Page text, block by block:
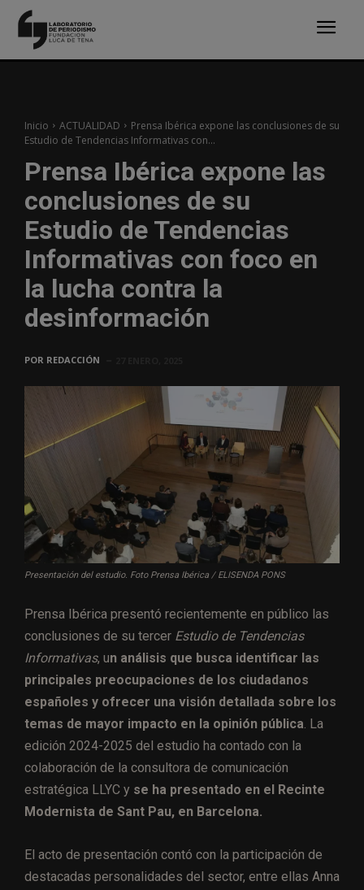
Inicio ACTUALIDAD
Prensa Ibérica expone las conclusiones de su
Estudio de Tendencias Informativas con...
Prensa Ibérica expone las
conclusiones de su
Estudio de Tendencias
Informativas con foco en
la lucha contra la
desinformación
POR REDACCIÓN
Presentación del estudio. Foto Prensa Ibérica / ELISENDA PONS
Prensa Ibérica presentó recientemente en público las
conclusiones de su tercer Estudio de Tendencias
Informativas, un análisis que busca identificar las
principales preocupaciones de los ciudadanos
españoles y ofrecer una visión detallada sobre los
temas de mayor impacto en la opinión pública. La
edición 2024-2025 del estudio ha contado con la
colaboración de la consultora de comunicación
estratégica LLYC y se ha presentado en el Recinte
Modernista de Sant Pau, en Barcelona.
El acto de presentación contó con la participación de
destacadas personalidades del sector, entre ellas Anna